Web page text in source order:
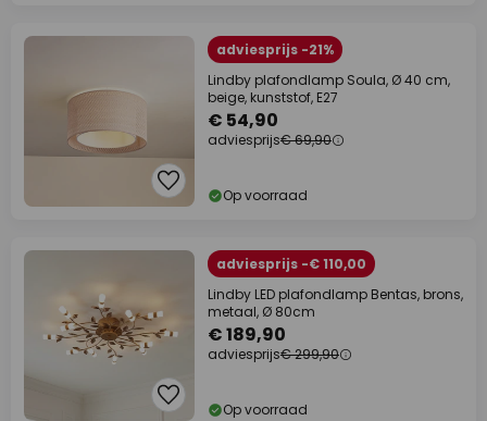
adviesprijs -21%
Lindby plafondlamp Soula, Ø 40 cm,
beige, kunststof, E27
€ 54,90
adviesprijs€ 69,90
Op voorraad
adviesprijs -€ 110,00
Lindby LED plafondlamp Bentas, brons,
metaal, Ø 80cm
€ 189,90
adviesprijs€ 299,90
Op voorraad